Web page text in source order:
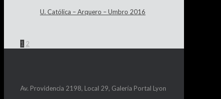
U. Católica – Arquero – Umbro 2016
1 2
Av. Providencia 2198, Local 29, Galería Portal Lyon